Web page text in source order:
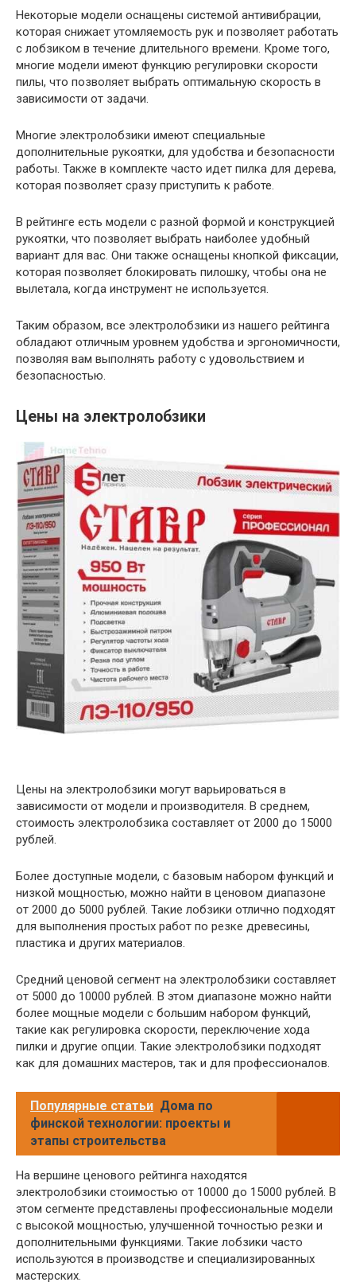
Некоторые модели оснащены системой антивибрации,
которая снижает утомляемость рук и позволяет работать
с лобзиком в течение длительного времени. Кроме того,
многие модели имеют функцию регулировки скорости
пилы, что позволяет выбрать оптимальную скорость в
зависимости от задачи.
Многие электролобзики имеют специальные
дополнительные рукоятки, для удобства и безопасности
работы. Также в комплекте часто идет пилка для дерева,
которая позволяет сразу приступить к работе.
В рейтинге есть модели с разной формой и конструкцией
рукоятки, что позволяет выбрать наиболее удобный
вариант для вас. Они также оснащены кнопкой фиксации,
которая позволяет блокировать пилошку, чтобы она не
вылетала, когда инструмент не используется.
Таким образом, все электролобзики из нашего рейтинга
обладают отличным уровнем удобства и эргономичности,
позволяя вам выполнять работу с удовольствием и
безопасностью.
Цены на электролобзики
Цены на электролобзики могут варьироваться в
зависимости от модели и производителя. В среднем,
стоимость электролобзика составляет от 2000 до 15000
рублей.
Более доступные модели, с базовым набором функций и
низкой мощностью, можно найти в ценовом диапазоне
от 2000 до 5000 рублей. Такие лобзики отлично подходят
для выполнения простых работ по резке древесины,
пластика и других материалов.
Средний ценовой сегмент на электролобзики составляет
от 5000 до 10000 рублей. В этом диапазоне можно найти
более мощные модели с большим набором функций,
такие как регулировка скорости, переключение хода
пилки и другие опции. Такие электролобзики подходят
как для домашних мастеров, так и для профессионалов.
Популярные статьи Дома по
финской технологии: проекты и
этапы строительства
На вершине ценового рейтинга находятся
электролобзики стоимостью от 10000 до 15000 рублей. В
этом сегменте представлены профессиональные модели
с высокой мощностью, улучшенной точностью резки и
дополнительными функциями. Такие лобзики часто
используются в производстве и специализированных
мастерских.